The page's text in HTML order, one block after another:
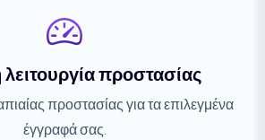
προστασίας
προστασίας για τα επιλεγμένα
έγγραφά σας.